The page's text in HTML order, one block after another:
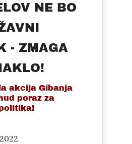
NE BO
- ZMAGA
akcija Gibanja
poraz za